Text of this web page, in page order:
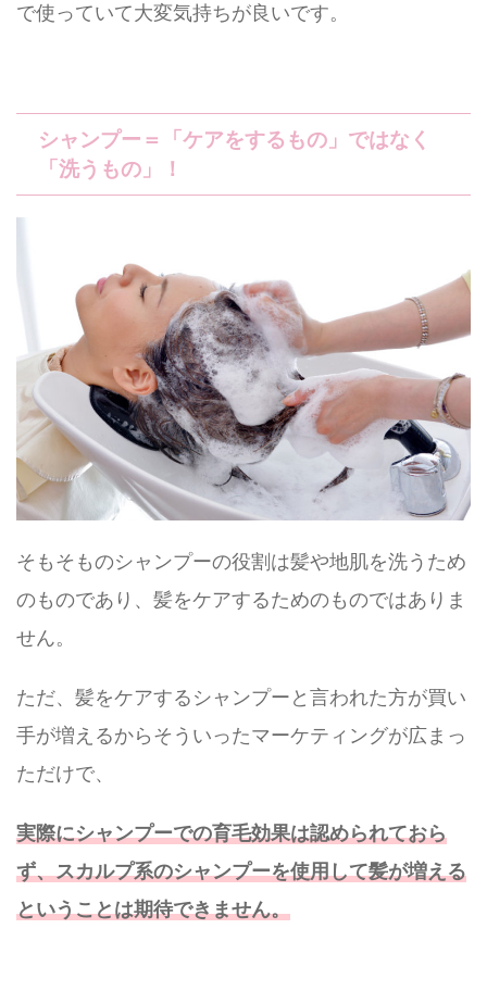
で使っていて大変気持ちが良いです。
シャンプー＝「ケアをするもの」ではなく
「洗うもの」！
そもそものシャンプーの役割は髪や地肌を洗うため
のものであり、髪をケアするためのものではありま
せん。
ただ、髪をケアするシャンプーと言われた方が買い
手が増えるからそういったマーケティングが広まっ
ただけで、
実際にシャンプーでの育毛効果は認められておら
ず、スカルプ系のシャンプーを使用して髪が増える
ということは期待できません。